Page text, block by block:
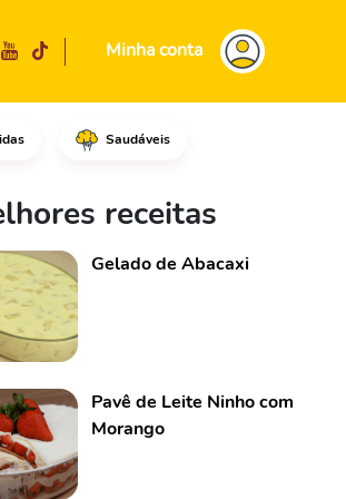
Minha conta
Saudáveis
o
receitas
Gelado de Abacaxi
Pavê de Leite Ninho com
Morango